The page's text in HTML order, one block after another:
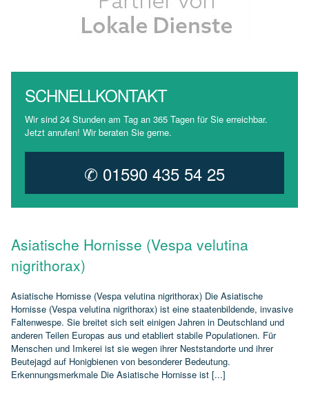
SCHNELLKONTAKT
Wir sind 24 Stunden am Tag an 365 Tagen für Sie erreichbar.
Jetzt anrufen! Wir beraten Sie gerne.
✆ 01590 435 54 25
Asiatische Hornisse (Vespa velutina
nigrithorax)
Asiatische Hornisse (Vespa velutina nigrithorax) Die Asiatische
Hornisse (Vespa velutina nigrithorax) ist eine staatenbildende, invasive
Faltenwespe. Sie breitet sich seit einigen Jahren in Deutschland und
anderen Teilen Europas aus und etabliert stabile Populationen. Für
Menschen und Imkerei ist sie wegen ihrer Neststandorte und ihrer
Beutejagd auf Honigbienen von besonderer Bedeutung.
Erkennungsmerkmale Die Asiatische Hornisse ist [...]